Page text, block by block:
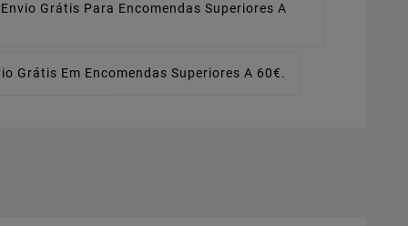
Envio Grátis Para Encomendas Superiores A
Grátis Em Encomendas Superiores A 60€.